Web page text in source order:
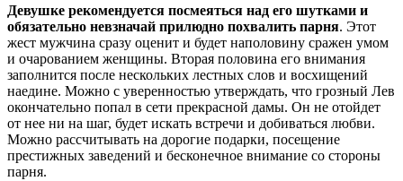
Девушке рекомендуется посмеяться над его шутками и
обязательно невзначай прилюдно похвалить парня. Этот
жест мужчина сразу оценит и будет наполовину сражен умом
и очарованием женщины. Вторая половина его внимания
заполнится после нескольких лестных слов и восхищений
наедине. Можно с уверенностью утверждать, что грозный Лев
окончательно попал в сети прекрасной дамы. Он не отойдет
от нее ни на шаг, будет искать встречи и добиваться любви.
Можно рассчитывать на дорогие подарки, посещение
престижных заведений и бесконечное внимание со стороны
парня.